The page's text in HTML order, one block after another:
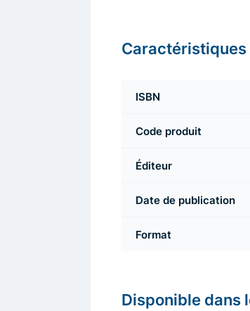
Caractéristiques
ISBN
Code produit
Éditeur
Date de publication
Format
Disponible dans